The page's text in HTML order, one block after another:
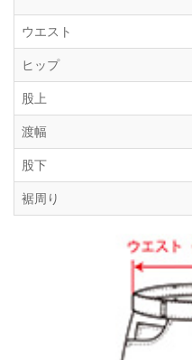
ウエスト
ヒップ
股上
渡幅
股下
裾周り